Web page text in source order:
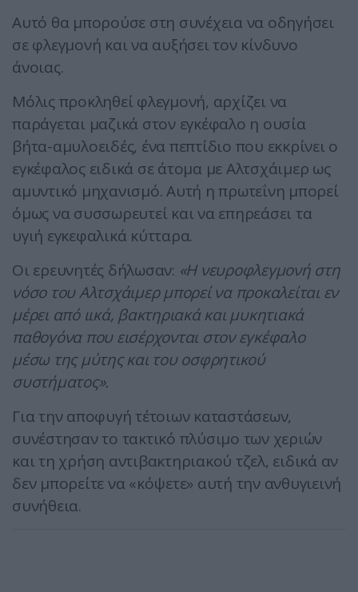
Αυτό θα μπορούσε στη συνέχεια να οδηγήσει
σε φλεγμονή και να αυξήσει τον κίνδυνο
άνοιας.
Μόλις προκληθεί φλεγμονή, αρχίζει να
παράγεται μαζικά στον εγκέφαλο η ουσία
βήτα-αμυλοειδές, ένα πεπτίδιο που εκκρίνει ο
εγκέφαλος ειδικά σε άτομα με Αλτσχάιμερ ως
αμυντικό μηχανισμό. Αυτή η πρωτεΐνη μπορεί
όμως να συσσωρευτεί και να επηρεάσει τα
υγιή εγκεφαλικά κύτταρα.
Οι ερευνητές δήλωσαν: «Η νευροφλεγμονή στη
νόσο του Αλτσχάιμερ μπορεί να προκαλείται εν
μέρει από ιικά, βακτηριακά και μυκητιακά
παθογόνα που εισέρχονται στον εγκέφαλο
μέσω της μύτης και του οσφρητικού
συστήματος».
Για την αποφυγή τέτοιων καταστάσεων,
συνέστησαν το τακτικό πλύσιμο των χεριών
και τη χρήση αντιβακτηριακού τζελ, ειδικά αν
δεν μπορείτε να «κόψετε» αυτή την ανθυγιεινή
συνήθεια.